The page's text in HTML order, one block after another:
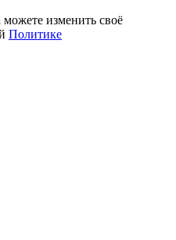
изменить своё
Политике